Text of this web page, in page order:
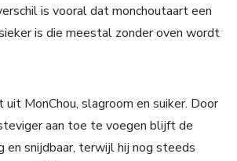
is vooral dat monchoutaart een
is die meestal zonder oven wordt
MonChou, slagroom en suiker. Door
aan toe te voegen blijft de
en snijdbaar, terwijl hij nog steeds